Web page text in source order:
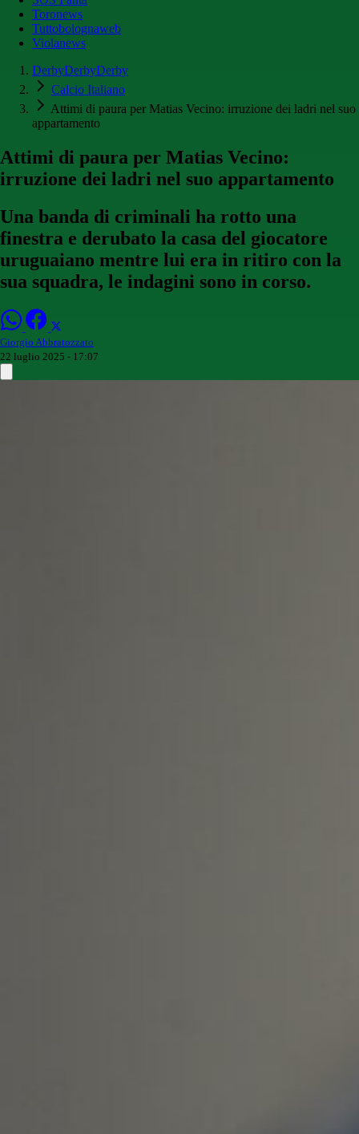
Toronews
Tuttobolognaweb
Violanews
DerbyDerbyDerby
Calcio Italiano
Attimi di paura per Matias Vecino: irruzione dei ladri nel suo
appartamento
Attimi di paura per Matias Vecino:
irruzione dei ladri nel suo appartamento
Una banda di criminali ha rotto una
finestra e derubato la casa del giocatore
uruguaiano mentre lui era in ritiro con la
sua squadra, le indagini sono in corso.
Giorgio Abbratozzato
22 luglio 2025 - 17:07